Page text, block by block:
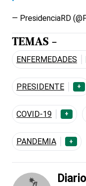
— PresidenciaRD
TEMAS -
ENFERMEDADES
PRESIDENTE +
COVID-19 +
PANDEMIA +